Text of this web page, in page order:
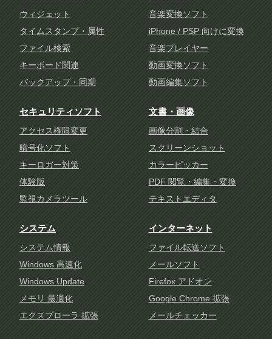
ウィジェット
タイムスタンプ・属性
ファイル検索
キーボード関連
バックアップ・同期
音楽変換ソフト
iPhone / PSP 向けに変換
音楽プレイヤー
動画変換ソフト
動画編集ソフト
セキュリティソフト
アクセス権限変更
暗号化ソフト
キーロガー対策
体験版
監視カメラツール
文書・画像
画像分割・結合
スクリーンショット
カラーピッカー
PDF 閲覧・編集・変換
テキストエディタ
システム
システム情報
Windows 高速化
Windows Update
メモリ 最適化
エクスプローラ 拡張
インターネット
ファイル転送ソフト
メールソフト
Firefox アドオン
Google Chrome 拡張
メールチェッカー